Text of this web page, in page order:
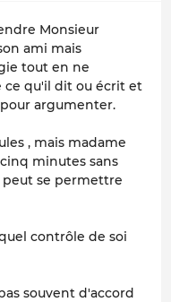
Monsieur
ami mais
tout en ne
ce qu'il dit ou écrit et
argumenter.
, mais madame
minutes sans
peut se permettre
contrôle de soi
souvent d'accord